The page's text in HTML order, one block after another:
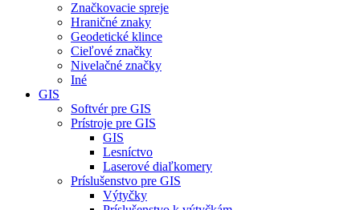
Značkovacie spreje
Hraničné znaky
Geodetické klince
Cieľové značky
Nivelačné značky
Iné
GIS
Softvér pre GIS
Prístroje pre GIS
GIS
Lesníctvo
Laserové diaľkomery
Príslušenstvo pre GIS
Výtyčky